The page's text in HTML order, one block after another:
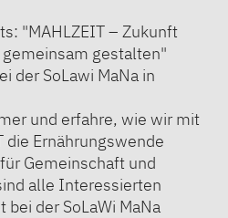
"MAHLZEIT – Zukunft
gestalten"
der SoLawi MaNa in
und erfahre, wie wir mit
die Ernährungswende
Gemeinschaft und
alle Interessierten
der SoLaWi MaNa